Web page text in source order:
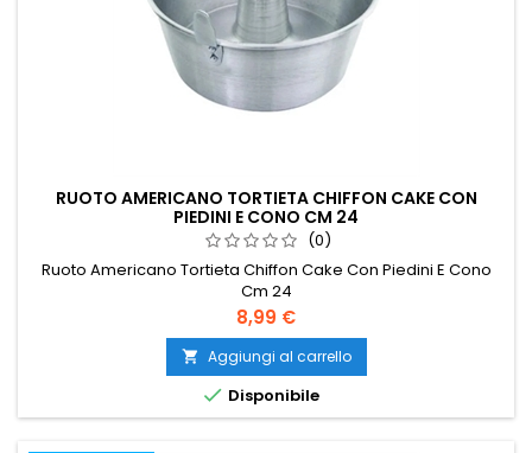
RUOTO AMERICANO TORTIETA CHIFFON CAKE CON
PIEDINI E CONO CM 24
(0)
Ruoto Americano Tortieta Chiffon Cake Con Piedini E Cono
Cm 24
Prezzo
8,99 €
 Aggiungi al carrello
 Disponibile